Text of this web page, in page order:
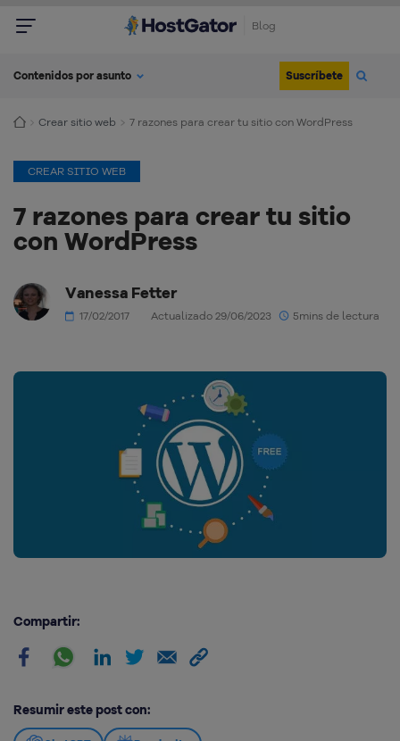
Blog
Contenidos por asunto Suscríbete
Crear sitio web 7 razones para crear tu sitio con WordPress
CREAR SITIO WEB
7 razones para crear tu sitio
con WordPress
Vanessa Fetter
17/02/2017 Actualizado 29/06/2023 5mins de lectura
Compartir:
Resumir este post con: